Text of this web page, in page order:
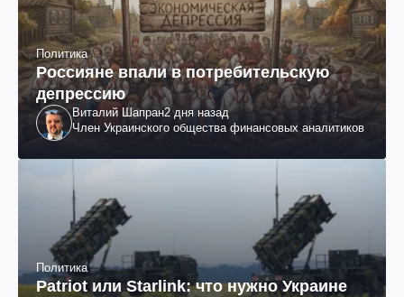
Политика
Россияне впали в потребительскую
депрессию
Виталий Шапран2 дня назад
Член Украинского общества финансовых аналитиков
Политика
Patriot или Starlink: что нужно Украине